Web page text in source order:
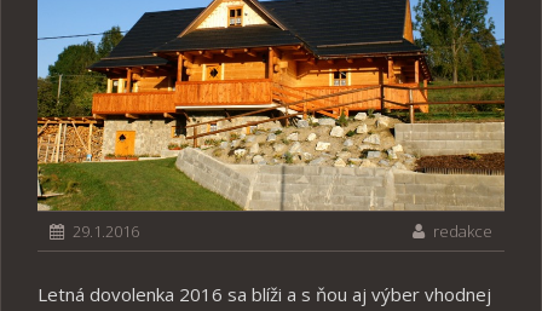
29.1.2016 redakce
Letná dovolenka 2016 sa blíži a s ňou aj výber vhodnej